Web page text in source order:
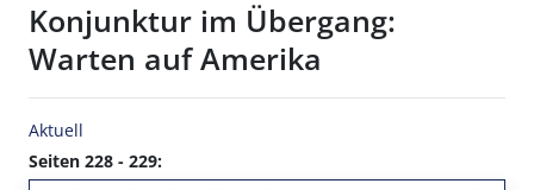
Konjunktur im Übergang:
Warten auf Amerika
Aktuell
Seiten 228 - 229: